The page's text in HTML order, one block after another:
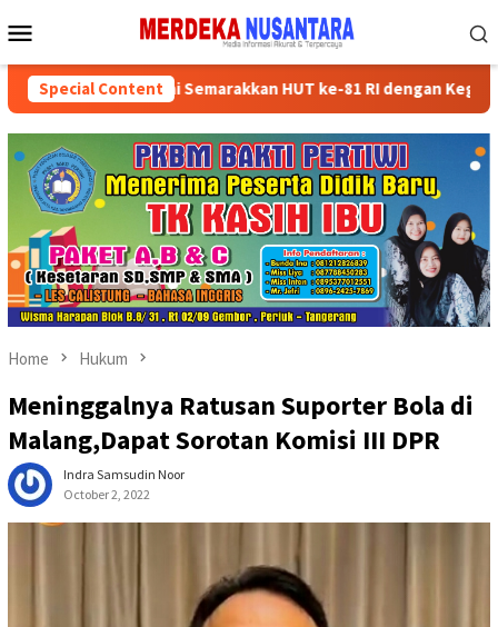
to
Menu
Special Content
Partai Semarakkan HUT ke-81 RI dengan Kegiatan Sosial
Home Hukum
Meninggalnya Ratusan Suporter Bola di
Malang,Dapat Sorotan Komisi III DPR
Indra Samsudin Noor
October 2, 2022